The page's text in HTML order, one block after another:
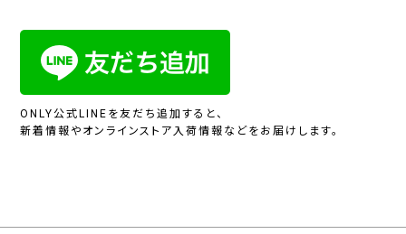
ONLY公式LINEを友だち追加すると、
新着情報やオンラインストア入荷情報などをお届けします。